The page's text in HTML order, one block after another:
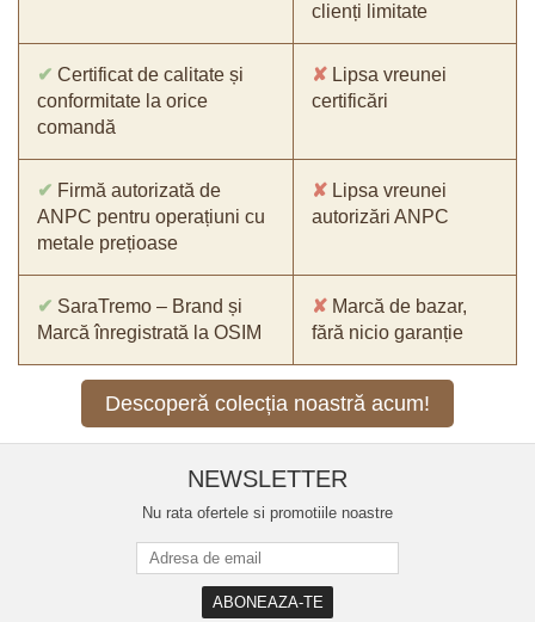
clienți limitate
✔ Certificat de calitate și
conformitate la orice
comandă
✘ Lipsa vreunei
certificări
✔ Firmă autorizată de
ANPC pentru operațiuni cu
metale prețioase
✘ Lipsa vreunei
autorizări ANPC
✔ SaraTremo – Brand și
Marcă înregistrată la OSIM
✘ Marcă de bazar,
fără nicio garanție
Descoperă colecția noastră acum!
NEWSLETTER
Nu rata ofertele si promotiile noastre